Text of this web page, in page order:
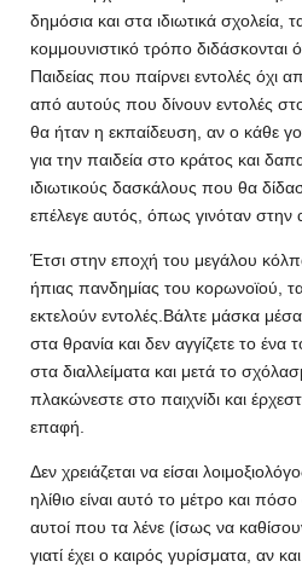
δημόσια και στα ιδιωτικά σχολεία,
κομμουνιστικό τρόπο διδάσκονται
Παιδείας που παίρνει εντολές
από αυτούς που δίνουν εντολές
θα ήταν η εκπαίδευση, αν ο κάθε
για την παιδεία στο κράτος και
ιδιωτικούς δασκάλους που θα
επέλεγε αυτός, όπως γινόταν στην
Έτσι στην εποχή του μεγάλου
ήπιας πανδημίας του κορωνοϊού,
εκτελούν εντολές.Βάλτε μάσκα
στα θρανία και δεν αγγίζετε το ένα
στα διαλλείματα και μετά το
πλακώνεστε στο παιχνίδι και
επαφή.
Δεν χρειάζεται να είσαι
ηλίθιο είναι αυτό το μέτρο και
αυτοί που τα λένε (ίσως να
γιατί έχει ο καιρός γυρίσματα, αν